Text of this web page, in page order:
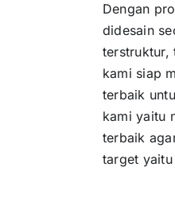
Dengan
didesain
terstruktur,
kami siap
terbaik
kami yaitu
terbaik
target